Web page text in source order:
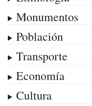
Monumentos
Población
Transporte
Economía
Cultura